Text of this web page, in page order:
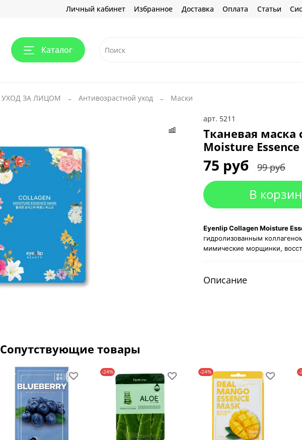
Личный кабинет Избранное Доставка Оплата Статьи
Каталог
УХОД ЗА ЛИЦОМ Антивозрастной уход Маски
арт. 5211
Тканевая маска
Moisture
75 руб 99 руб
В
Eyenlip Collagen Moisture
гидролизованным
мимические морщинки,
Описание
Сопутствующие товары
-24% -24% -